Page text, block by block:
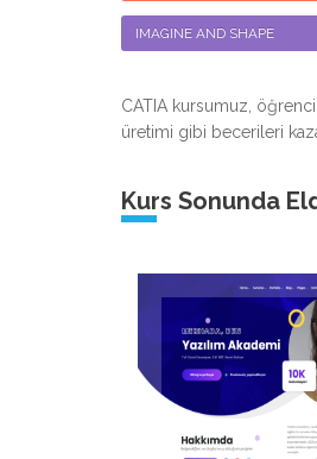
IMAGINE AND SHAPE
CATIA kursumuz,
üretimi gibi becerileri
Kurs Sonunda